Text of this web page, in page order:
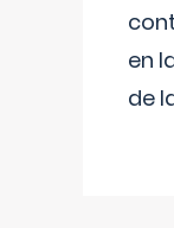
en
de